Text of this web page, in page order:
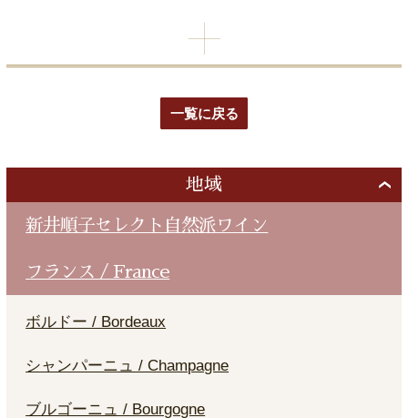
一覧に戻る
地域
新井順子セレクト自然派ワイン
フランス / France
ボルドー / Bordeaux
シャンパーニュ / Champagne
ブルゴーニュ / Bourgogne